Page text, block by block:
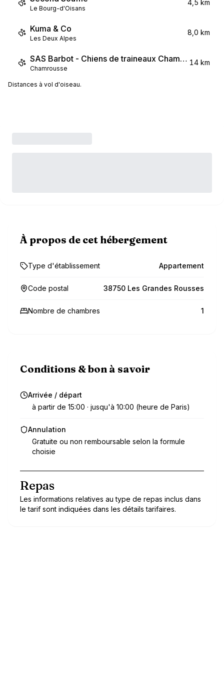
Le Bourg-d'Oisans
4,5 km
Kuma & Co
Les Deux Alpes
8,0 km
SAS Barbot - Chiens de traineaux Chamrousse
Chamrousse
14 km
Distances à vol d'oiseau.
À propos de cet hébergement
Type d'établissement Appartement
Code postal 38750 Les Grandes Rousses
Nombre de chambres 1
Conditions & bon à savoir
Arrivée / départ
à partir de 15:00 · jusqu'à 10:00 (heure de Paris)
Annulation
Gratuite ou non remboursable selon la formule
choisie
Repas
Les informations relatives au type de repas inclus dans
le tarif sont indiquées dans les détails tarifaires.